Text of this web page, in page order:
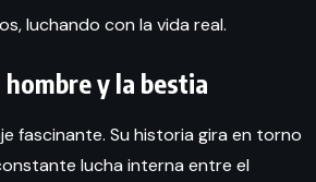
luchando con la vida real.
y la bestia
fascinante. Su historia gira en torno
lucha interna entre el